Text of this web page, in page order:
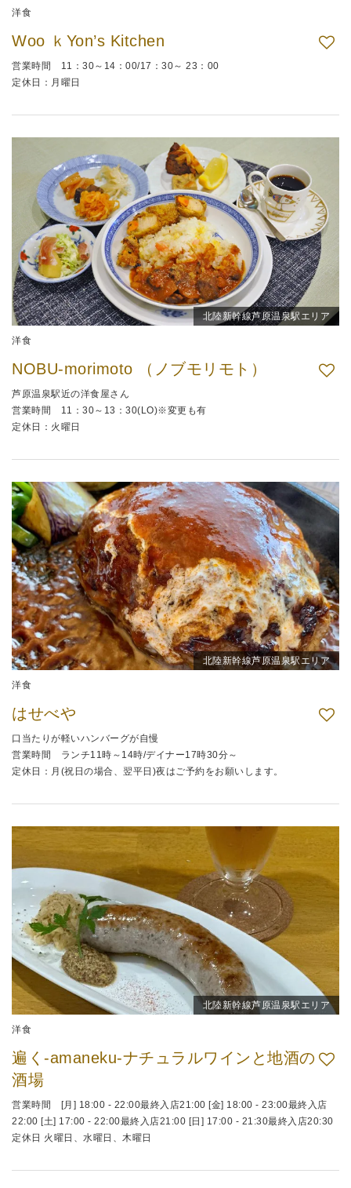
洋食
Woo ｋYon’s Kitchen
営業時間 11：30～14：00/17：30～ 23：00
定休日：月曜日
北陸新幹線芦原温泉駅エリア
洋食
NOBU-morimoto （ノブモリモト）
芦原温泉駅近の洋食屋さん
営業時間 11：30～13：30(LO)※変更も有
定休日：火曜日
北陸新幹線芦原温泉駅エリア
洋食
はせべや
口当たりが軽いハンバーグが自慢
営業時間 ランチ11時～14時/デイナー17時30分～
定休日：月(祝日の場合、翌平日)夜はご予約をお願いします。
北陸新幹線芦原温泉駅エリア
洋食
遍く-amaneku-ナチュラルワインと地酒の
酒場
営業時間 [月] 18:00 - 22:00最終入店21:00 [金] 18:00 - 23:00最終入店
22:00 [土] 17:00 - 22:00最終入店21:00 [日] 17:00 - 21:30最終入店20:30
定休日 火曜日、水曜日、木曜日